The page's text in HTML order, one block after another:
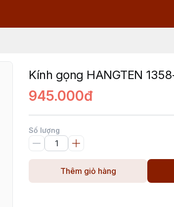
Kính gọng HANGTEN
945.000đ
Số lượng
Thêm giỏ hàng